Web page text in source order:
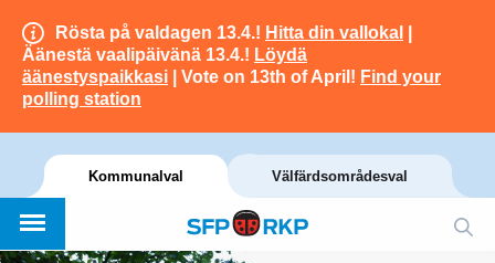
Rösta på valdagen 13.4.! Hitta din vallokal
Äänestä vaalipäivänä 13.4.! Löydä
äänestyspaikkasi | Vote on 13th of April! Find your
polling station
Kommunalval Välfärdsområdesval